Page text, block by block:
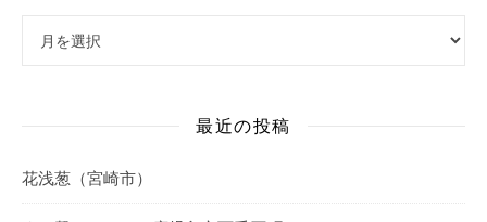
最近の投稿
花浅葱（宮崎市）